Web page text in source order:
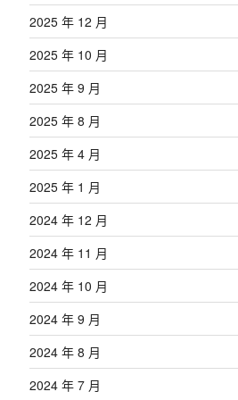
2025 年 12 月
2025 年 10 月
2025 年 9 月
2025 年 8 月
2025 年 4 月
2025 年 1 月
2024 年 12 月
2024 年 11 月
2024 年 10 月
2024 年 9 月
2024 年 8 月
2024 年 7 月